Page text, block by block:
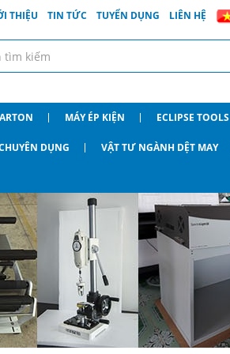
THIỆU TIN TỨC TUYỂN DỤNG LIÊN HỆ
MÁY ÉP KIỆN ECLIPSE TOOLS
DỤNG VẬT TƯ NGÀNH DỆT MAY